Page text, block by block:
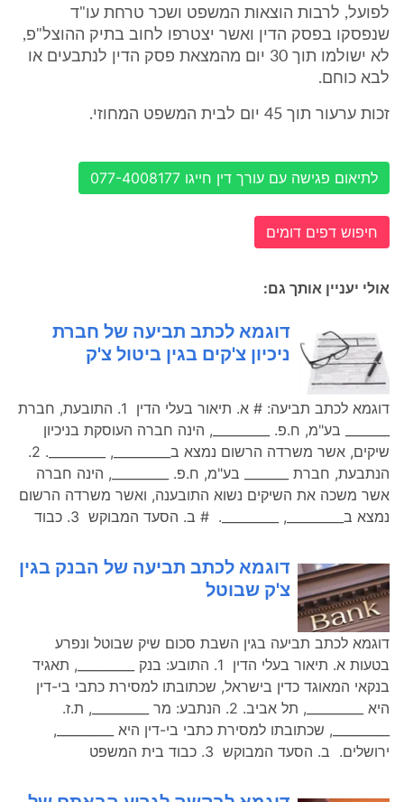
לפועל, לרבות הוצאות המשפט ושכר טרחת עו"ד
שנפסקו בפסק הדין ואשר יצטרפו לחוב בתיק ההוצל"פ,
לא ישולמו תוך 30 יום מהמצאת פסק הדין לנתבעים או
לבא כוחם.
זכות ערעור תוך 45 יום לבית המשפט המחוזי.
לתיאום פגישה עם עורך דין חייגו 077-4008177
חיפוש דפים דומים
אולי יעניין אותך גם:
דוגמא לכתב תביעה של חברת
ניכיון צ'קים בגין ביטול צ'ק
דוגמא לכתב תביעה: # א. תיאור בעלי הדין 1. התובעת, חברת
_______ בע"מ, ח.פ. _________, הינה חברה העוסקת בניכיון
שיקים, אשר משרדה הרשום נמצא ב_________, _________. 2.
הנתבעת, חברת _______ בע"מ, ח.פ. _________, הינה חברה
אשר משכה את השיקים נשוא התובענה, ואשר משרדה הרשום
נמצא ב_________, _________. # ב. הסעד המבוקש 3. כבוד
דוגמא לכתב תביעה של הבנק בגין
צ'ק שבוטל
דוגמא לכתב תביעה בגין השבת סכום שיק שבוטל ונפרע
בטעות א. תיאור בעלי הדין 1. התובע: בנק _________, תאגיד
בנקאי המאוגד כדין בישראל, שכתובתו למסירת כתבי בי-דין
היא _________, תל אביב. 2. הנתבע: מר _________, ת.ז.
_________, שכתובתו למסירת כתבי בי-דין היא _________,
ירושלים. ב. הסעד המבוקש 3. כבוד בית המשפט